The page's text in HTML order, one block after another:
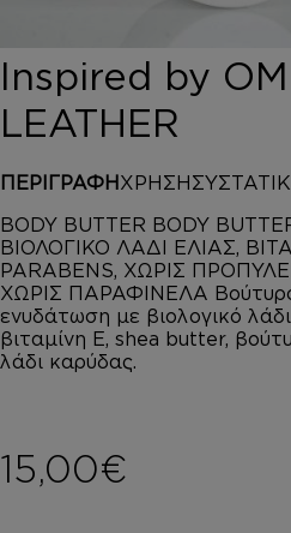
HOROMIA
SPECIAL OFFERS
ΚΑΛΑΘΙ
Inspired by
LEATHER
ΠΕΡΙΓΡΑΦΗ ΧΡΗΣΗ
BODY BUTTER BODY
ΒΙΟΛΟΓΙΚΟ ΛΑΔΙ ΕΛΙΑΣ,
PARABENS, ΧΩΡΙΣ
ΧΩΡΙΣ ΠΑΡΑΦΙΝΕΛΑ
ενυδάτωση με βιολογικό λάδι
βιταμίνη Ε, shea butter,
λάδι καρύδας.
15,00€